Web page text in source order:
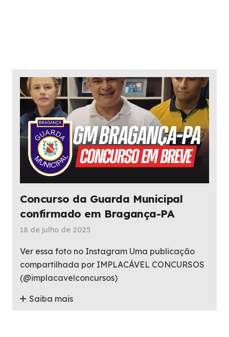
Concurso da Guarda Municipal
confirmado em Bragança-PA
18 de julho de 2025
Ver essa foto no Instagram Uma publicação
compartilhada por IMPLACÁVEL CONCURSOS
(@implacavelconcursos)
Saiba mais